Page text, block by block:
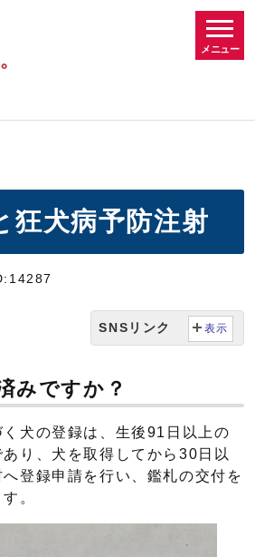
メニュー
狂犬病予防注射
SNSリンク 表示
みですか？
犬の登録は、生後91日以上の
り、犬を取得してから30日以
登録申請を行い、鑑札の交付を
。